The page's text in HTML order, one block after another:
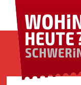
WOHIN HEUTE?
SCHWERIN
Das Veranstaltungsportal
für Schwerin
Primary
menu